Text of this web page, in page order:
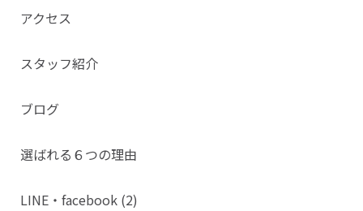
アクセス
スタッフ紹介
ブログ
選ばれる６つの理由
LINE・facebook (2)